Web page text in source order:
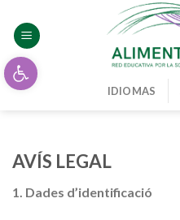
Abrir barra de herramientas
content
IDIOMAS
AVÍS LEGAL
1. Dades d’identificació